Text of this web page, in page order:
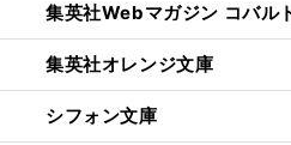
集英社Webマガジン コバル
集英社オレンジ文庫
シフォン文庫